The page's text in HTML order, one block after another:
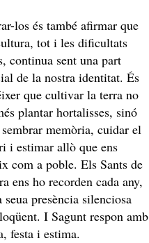
los és també afirmar que
tot i les dificultats
continua sent una part
de la nostra identitat. És
que cultivar la terra no
plantar hortalisses, sinó
memòria, cuidar el
i estimar allò que ens
com a poble. Els Sants de
ens ho recorden cada any,
seua presència silenciosa
I Sagunt respon amb
festa i estima.